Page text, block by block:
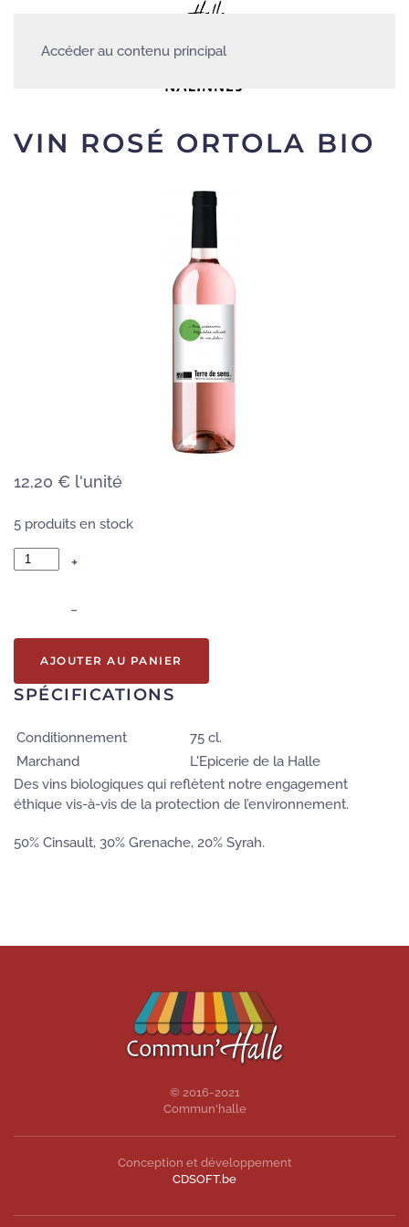
Accéder au contenu principal
VIN ROSÉ ORTOLA BIO
12,20 € l'unité
5 produits en stock
+
–
AJOUTER AU PANIER
SPÉCIFICATIONS
Conditionnement
75 cl.
Marchand
L'Epicerie de la Halle
Des vins biologiques qui reflètent notre engagement
éthique vis-à-vis de la protection de l’environnement.
50% Cinsault, 30% Grenache, 20% Syrah.
© 2016-2021
Commun'halle
Conception et développement
CDSOFT.be